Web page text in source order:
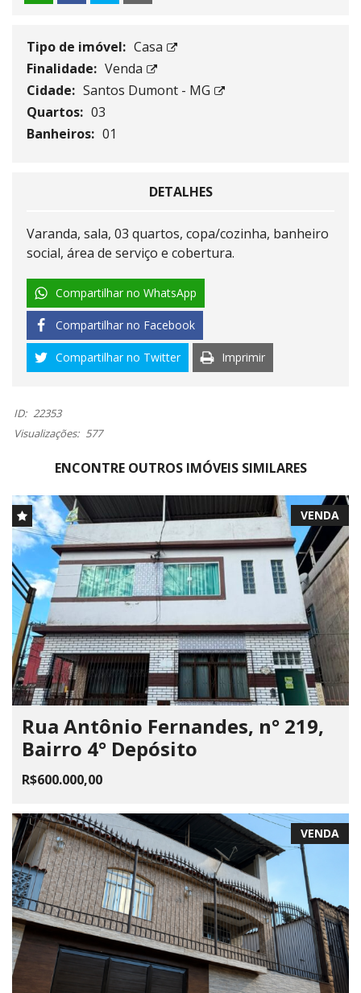
Tipo de imóvel: Casa
Finalidade: Venda
Cidade: Santos Dumont - MG
Quartos: 03
Banheiros: 01
DETALHES
Varanda, sala, 03 quartos, copa/cozinha, banheiro
social, área de serviço e cobertura.
Compartilhar no WhatsApp
Compartilhar no Facebook
Compartilhar no Twitter Imprimir
ID: 22353
Visualizações: 577
ENCONTRE OUTROS IMÓVEIS SIMILARES
VENDA
Rua Antônio Fernandes, n° 219,
Bairro 4° Depósito
R$600.000,00
VENDA